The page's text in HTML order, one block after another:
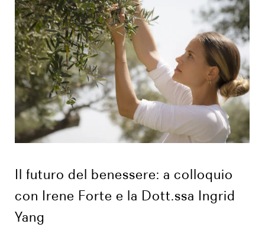
Il futuro del benessere: a colloquio
con Irene Forte e la Dott.ssa Ingrid
Yang